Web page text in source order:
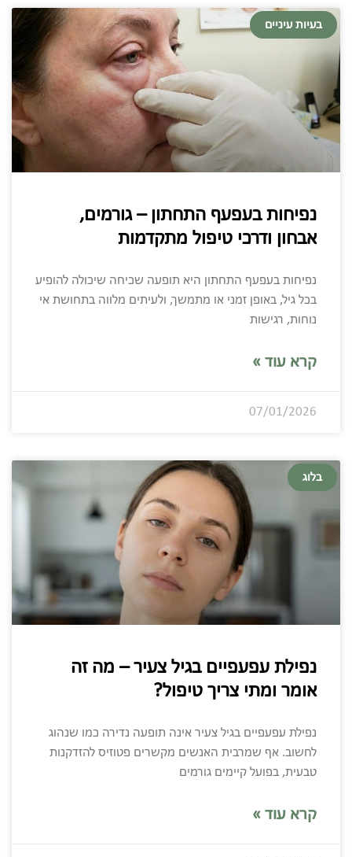
בעיות עיניים
נפיחות בעפעף התחתון – גורמים,
אבחון ודרכי טיפול מתקדמות
נפיחות בעפעף התחתון היא תופעה שכיחה שיכולה להופיע
בכל גיל, באופן זמני או מתמשך, ולעיתים מלווה בתחושת אי
נוחות, רגישות
קרא עוד »
07/01/2026
בלוג
נפילת עפעפיים בגיל צעיר – מה זה
אומר ומתי צריך טיפול?
נפילת עפעפיים בגיל צעיר אינה תופעה נדירה כמו שנהוג
לחשוב. אף שמרבית האנשים מקשרים פטוזיס להזדקנות
טבעית, בפועל קיימים גורמים
קרא עוד »